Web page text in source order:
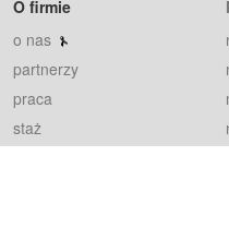
O firmie
o nas
partnerzy
praca
staż